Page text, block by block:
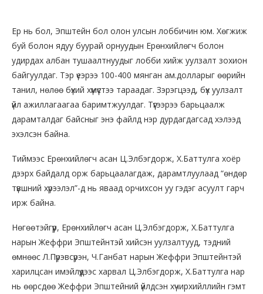
Ер нь бол, Эпштейн бол олон улсын лоббичин юм. Хөгжиж
буй болон ядуу буурай орнуудын Ерөнхийлөгч болон
удирдах албан тушаалтнуудыг лобби хийж уулзалт зохион
байгуулдаг. Тэр үеэрээ 100-400 мянган ам.долларыг өөрийн
танил, нөлөө бүхий хүмүүстээ тараадаг. Зэрэгцээд, бүх уулзалт
үйл ажиллагаагаа баримтжуулдаг. Түүгээрээ барьцаалж
дарамталдаг байсныг энэ файлд нэр дурдагдагсад хэлээд
эхэлсэн байна.
Тиймээс Ерөнхийлөгч асан Ц.Элбэгдорж, Х.Баттулга хоёр
дээрх байдалд орж барьцаалагдаж, дарамтлуулаад “өндөр
түвшний хүрээлэл”-д нь яваад орчихсон уу гэдэг асуулт гарч
ирж байна.
Нөгөөтэйгүүр, Ерөнхийлөгч асан Ц.Элбэгдорж, Х.Баттулга
нарын Жеффри Эпштейнтэй хийсэн уулзалтууд, тэдний
өмнөөс Л.Пүрэвсүрэн, Ч.Ганбат нарын Жеффри Эпштейнтэй
харилцсан имэйлүүдээс харвал Ц.Элбэгдорж, Х.Баттулга нар
нь өөрсдөө Жеффри Эпштейний үйлдсэн хүчирхийллийн гэмт